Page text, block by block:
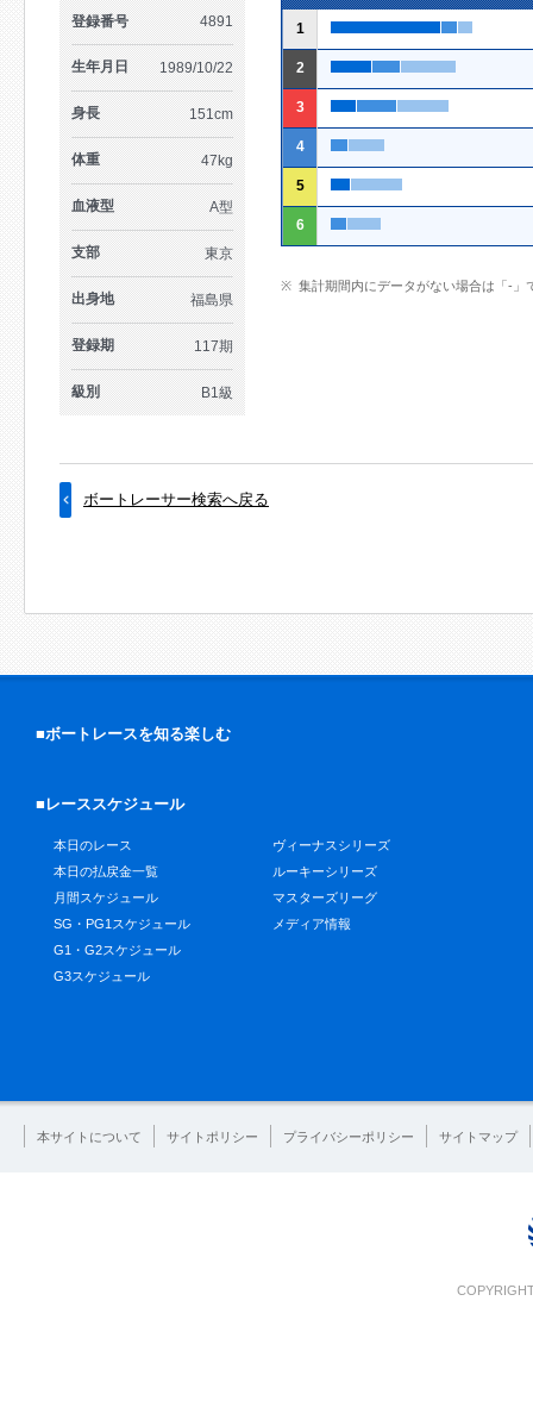
登録番号 4891
生年月日 1989/10/22
身長 151cm
体重 47kg
血液型 A型
支部 東京
出身地 福島県
登録期 117期
級別 B1級
1
2
3
4
5
6
集計期間内にデータがない場合は「-」
ボートレーサー検索へ戻る
■ボートレースを知る楽しむ
■レーススケジュール
本日のレース
本日の払戻金一覧
月間スケジュール
SG・PG1スケジュール
G1・G2スケジュール
G3スケジュール
ヴィーナスシリーズ
ルーキーシリーズ
マスターズリーグ
メディア情報
本サイトについて サイトポリシー プライバシーポリシー サイトマップ